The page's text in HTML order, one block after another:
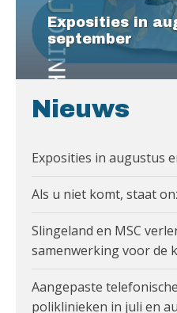
Exposities in
september
Nieuws
Exposities in augustus
Als u niet komt, staat
Slingeland en MSC
samenwerking voor de
Aangepaste
poliklinieken in juli en